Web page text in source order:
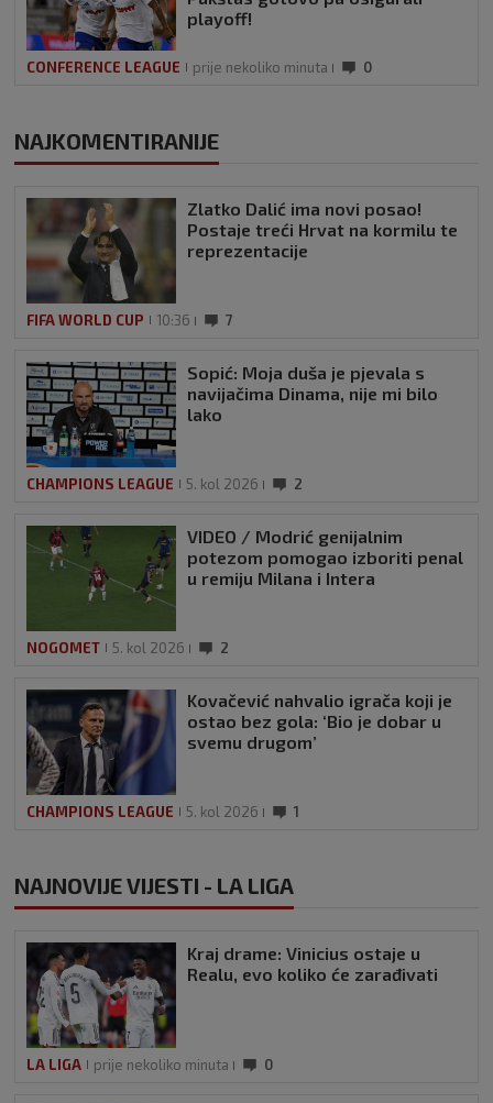
playoff!
CONFERENCE LEAGUE prije nekoliko minuta 0
NAJKOMENTIRANIJE
Zlatko Dalić ima novi posao!
Postaje treći Hrvat na kormilu te
reprezentacije
FIFA WORLD CUP 10:36 7
Sopić: Moja duša je pjevala s
navijačima Dinama, nije mi bilo
lako
CHAMPIONS LEAGUE 5. kol 2026 2
VIDEO / Modrić genijalnim
potezom pomogao izboriti penal
u remiju Milana i Intera
NOGOMET 5. kol 2026 2
Kovačević nahvalio igrača koji je
ostao bez gola: ‘Bio je dobar u
svemu drugom’
CHAMPIONS LEAGUE 5. kol 2026 1
NAJNOVIJE VIJESTI - LA LIGA
Kraj drame: Vinicius ostaje u
Realu, evo koliko će zarađivati
LA LIGA prije nekoliko minuta 0